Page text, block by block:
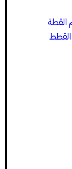
القطة
القطط